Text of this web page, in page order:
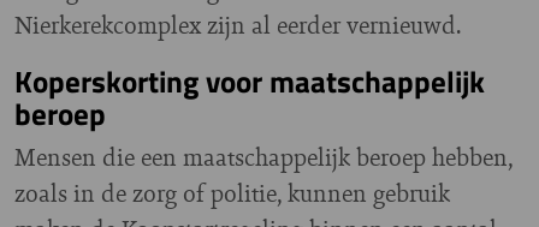
Nierkerekcomplex zijn al eerder vernieuwd.
Koperskorting voor maatschappelijk
beroep
Mensen die een maatschappelijk beroep hebben,
zoals in de zorg of politie, kunnen gebruik